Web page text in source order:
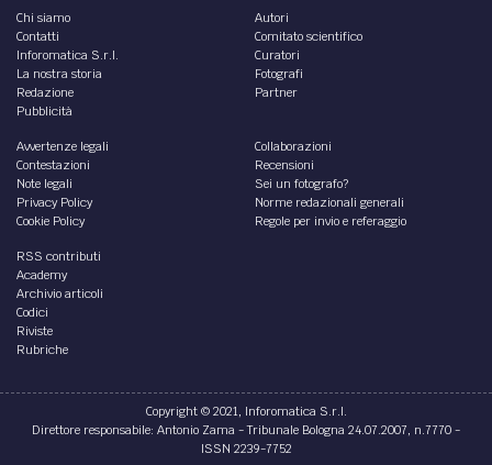
Chi siamo
Contatti
Inforomatica S.r.l.
La nostra storia
Redazione
Pubblicità
Autori
Comitato scientifico
Curatori
Fotografi
Partner
Avvertenze legali
Contestazioni
Note legali
Privacy Policy
Cookie Policy
Collaborazioni
Recensioni
Sei un fotografo?
Norme redazionali generali
Regole per invio e referaggio
RSS contributi
Academy
Archivio articoli
Codici
Riviste
Rubriche
Copyright © 2021, Inforomatica S.r.l.
Direttore responsabile: Antonio Zama - Tribunale Bologna 24.07.2007, n.7770 -
ISSN 2239-7752